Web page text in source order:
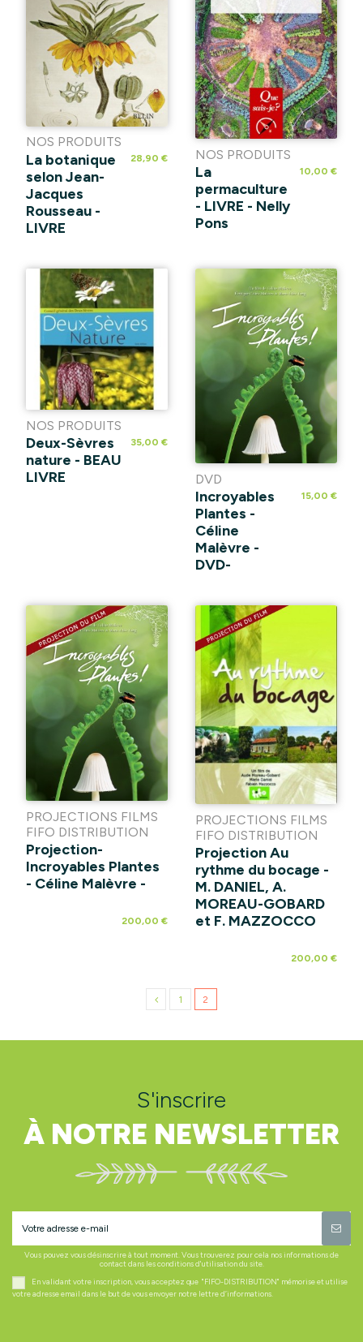
NOS PRODUITS
La botanique
selon Jean-
Jacques
Rousseau -
LIVRE
28,90 € NOS PRODUITS
La
permaculture
- LIVRE - Nelly
Pons
10,00 €
NOS PRODUITS
Deux-Sèvres
nature - BEAU
LIVRE
35,00 €
DVD
Incroyables
Plantes -
Céline
Malèvre -
DVD-
15,00 €
PROJECTIONS FILMS
FIFO DISTRIBUTION
Projection-
Incroyables Plantes
- Céline Malèvre -
200,00 €
PROJECTIONS FILMS
FIFO DISTRIBUTION
Projection Au
rythme du bocage -
M. DANIEL, A.
MOREAU-GOBARD
et F. MAZZOCCO
200,00 €
1 2
S'inscrire
À NOTRE NEWSLETTER
Vous pouvez vous désinscrire à tout moment. Vous trouverez pour cela nos informations de
contact dans les conditions d'utilisation du site.
En validant votre inscription, vous acceptez que "FIFO-DISTRIBUTION" mémorise et utilise
votre adresse email dans le but de vous envoyer notre lettre d’informations.